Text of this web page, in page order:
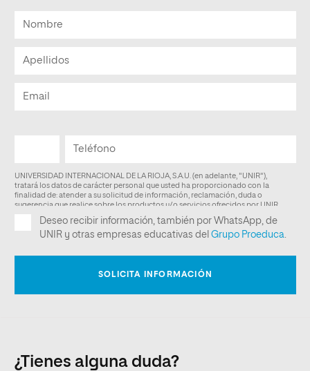
¿Tienes alguna duda?